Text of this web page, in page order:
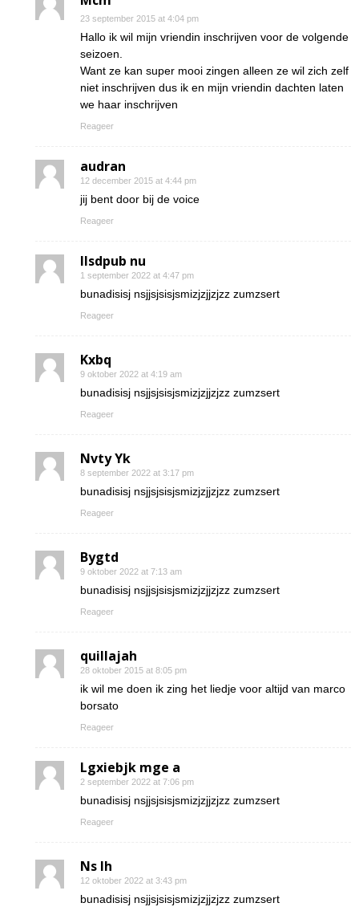
23 september 2015 at 4:04 pm
Hallo ik wil mijn vriendin inschrijven voor de volgende
seizoen.
Want ze kan super mooi zingen alleen ze wil zich zelf
niet inschrijven dus ik en mijn vriendin dachten laten
we haar inschrijven
Reageer
audran
12 december 2015 at 4:44 pm
jij bent door bij de voice
Reageer
Ilsdpub nu
1 september 2022 at 4:47 pm
bunadisisj nsjjsjsisjsmizjzjjzjzz zumzsert
Reageer
Kxbq
9 oktober 2022 at 4:19 am
bunadisisj nsjjsjsisjsmizjzjjzjzz zumzsert
Reageer
Nvty Yk
8 september 2022 at 3:17 pm
bunadisisj nsjjsjsisjsmizjzjjzjzz zumzsert
Reageer
Bygtd
9 oktober 2022 at 7:13 am
bunadisisj nsjjsjsisjsmizjzjjzjzz zumzsert
Reageer
quillajah
28 oktober 2015 at 8:05 pm
ik wil me doen ik zing het liedje voor altijd van marco
borsato
Reageer
Lgxiebjk mge a
2 september 2022 at 7:06 pm
bunadisisj nsjjsjsisjsmizjzjjzjzz zumzsert
Reageer
Ns Ih
12 oktober 2022 at 3:43 pm
bunadisisj nsjjsjsisjsmizjzjjzjzz zumzsert